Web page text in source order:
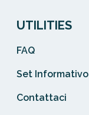
UTILITIES
FAQ
Set Informativo
Contattaci